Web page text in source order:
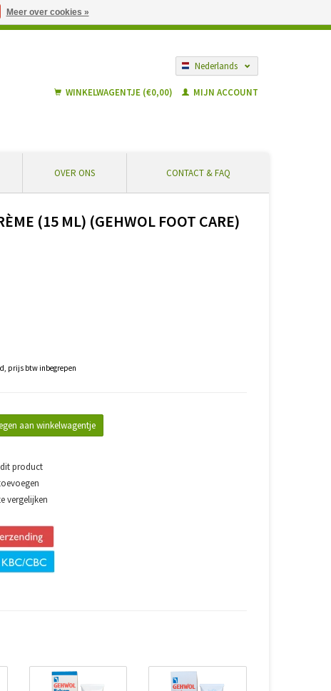
Nederlands
WINKELWAGENTJE (€0,00)
MIJN ACCOUNT
OVER ONS CONTACT & FAQ
(15 ML) (GEHWOL FOOT CARE)
prijs btw inbegrepen
aan winkelwagentje
product
vergelijken
Meer over cookies »
vanaf € 55 ... Veilig winkelen en geen extra kosten